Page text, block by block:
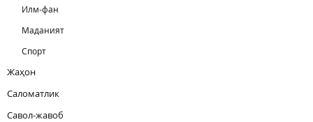
Илм-фан
Маданият
Спорт
Жаҳон
Саломатлик
Савол-жавоб